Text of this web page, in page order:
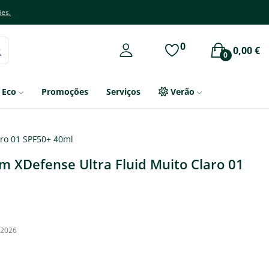
0 0,00 €
0
Eco Promoções Serviços Verão
01 SPF50+ 40ml
XDefense Ultra Fluid Muito Claro 01